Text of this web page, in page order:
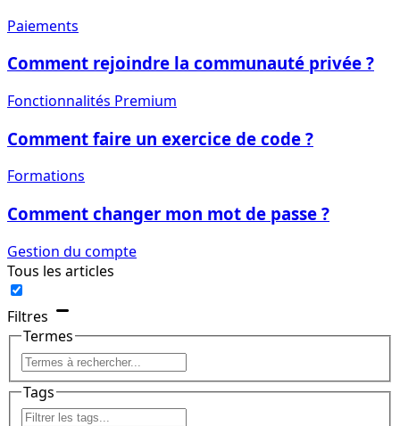
Paiements
Comment rejoindre la communauté privée ?
Fonctionnalités Premium
Comment faire un exercice de code ?
Formations
Comment changer mon mot de passe ?
Gestion du compte
Tous les articles
Filtres remove
Termes
Tags